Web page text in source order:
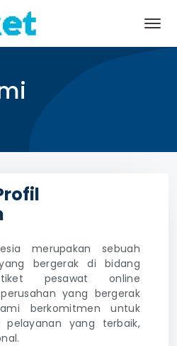
merupakan sebuah
bergerak di bidang
pesawat online
yang bergerak
berkomitmen untuk
pelayanan yang terbaik,